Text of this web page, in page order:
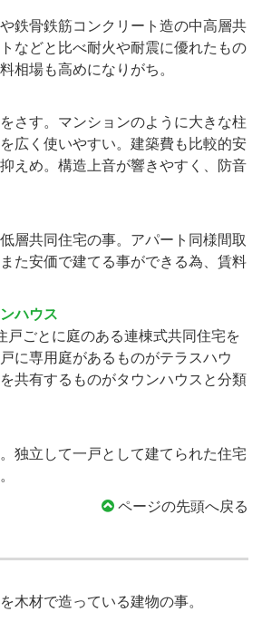
鉄骨鉄筋コンクリート造の中高層共
などと比べ耐火や耐震に優れたもの
相場も高めになりがち。
さす。マンションのように大きな柱
広く使いやすい。建築費も比較的安
えめ。構造上音が響きやすく、防音
層共同住宅の事。アパート同様間取
た安価で建てる事ができる為、賃料
ハウス
戸ごとに庭のある連棟式共同住宅を
に専用庭があるものがテラスハウ
共有するものがタウンハウスと分類
独立して一戸として建てられた住宅
ページの先頭へ戻る
木材で造っている建物の事。